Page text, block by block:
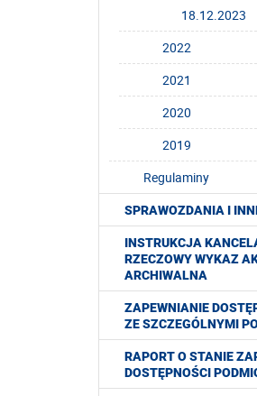
18.12.2023
2022
2021
2020
2019
Regulaminy
SPRAWOZDANIA I
INSTRUKCJA
RZECZOWY WYKAZ
ARCHIWALNA
ZAPEWNIANIE
ZE SZCZEGÓLNYMI
RAPORT O STANIE
DOSTĘPNOŚCI